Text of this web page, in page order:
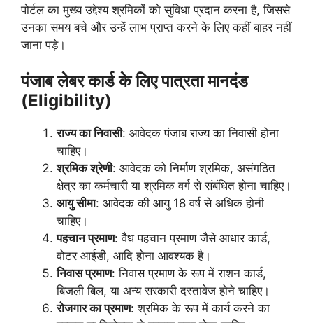
पोर्टल का मुख्य उद्देश्य श्रमिकों को सुविधा प्रदान करना है, जिससे
उनका समय बचे और उन्हें लाभ प्राप्त करने के लिए कहीं बाहर नहीं
जाना पड़े।
पंजाब लेबर कार्डके लिए पात्रता मानदंड
(Eligibility)
राज्य का निवासी: आवेदक पंजाब राज्य का निवासी होना
चाहिए।
श्रमिक श्रेणी: आवेदक को निर्माण श्रमिक, असंगठित
क्षेत्र का कर्मचारी या श्रमिक वर्ग से संबंधित होना चाहिए।
आयु सीमा: आवेदक की आयु 18 वर्ष से अधिक होनी
चाहिए।
पहचान प्रमाण: वैध पहचान प्रमाण जैसे आधार कार्ड,
वोटर आईडी, आदि होना आवश्यक है।
निवास प्रमाण: निवास प्रमाण के रूप में राशन कार्ड,
बिजली बिल, या अन्य सरकारी दस्तावेज होने चाहिए।
रोजगार का प्रमाण: श्रमिक के रूप में कार्य करने का